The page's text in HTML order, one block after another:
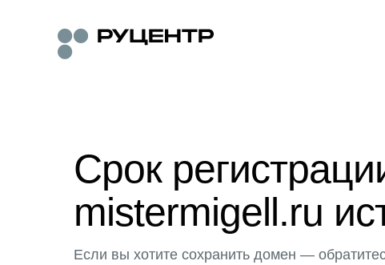
Срок
mistermigell.ru
Если вы хотите сохранить домен —